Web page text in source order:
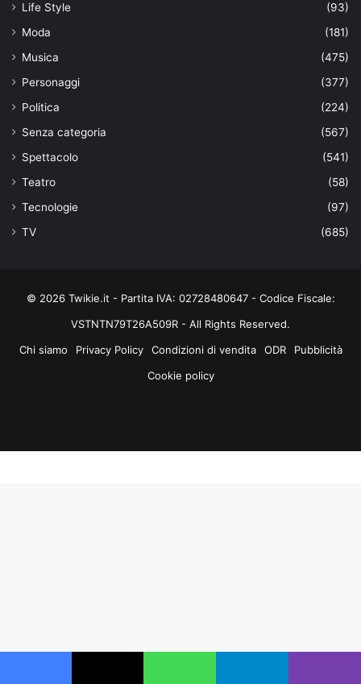
Life Style
(93)
Moda
(181)
Musica
(475)
Personaggi
(377)
Politica
(224)
Senza categoria
(567)
Spettacolo
(541)
Teatro
(58)
Tecnologie
(97)
TV
(685)
© 2026 Twikie.it - Partita IVA: 02728480647 - Codice Fiscale:
VSTNTN79T26A509R - All Rights Reserved.
Chi siamo
Privacy Policy Condizioni di vendita ODR
Pubblicità
Cookie policy
Tube